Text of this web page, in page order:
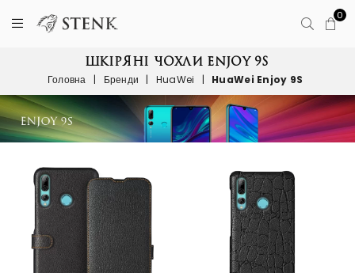
0
ШКІРЯНІ ЧОХЛИ ENJOY 9S
Головна | Бренди | HuaWei | HuaWei Enjoy 9S